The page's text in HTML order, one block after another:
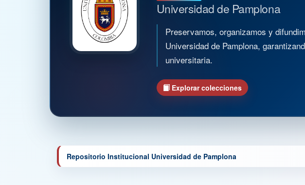
Universidad de Pamplona
Preservamos, organizamos y
Universidad de Pamplona,
universitaria.
Explorar colecciones
Repositorio Institucional Universidad de Pamplona